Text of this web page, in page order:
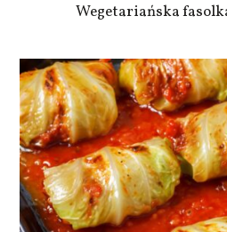
Wegetariańska